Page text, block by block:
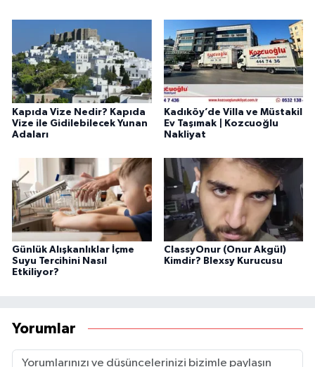
Kapıda Vize Nedir? Kapıda
Vize ile Gidilebilecek Yunan
Adaları
Kadıköy’de Villa ve Müstakil
Ev Taşımak | Kozcuoğlu
Nakliyat
Günlük Alışkanlıklar İçme
Suyu Tercihini Nasıl
Etkiliyor?
ClassyOnur (Onur Akgül)
Kimdir? Blexsy Kurucusu
Yorumlar